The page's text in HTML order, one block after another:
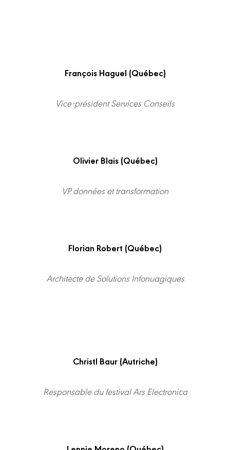
François Haguel (Québec)
Vice-président Services Conseils
Olivier Blais (Québec)
VP données et transformation
Florian Robert (Québec)
Architecte de Solutions Infonuagiques
Christl Baur (Autriche)
Responsable du festival Ars Electronica